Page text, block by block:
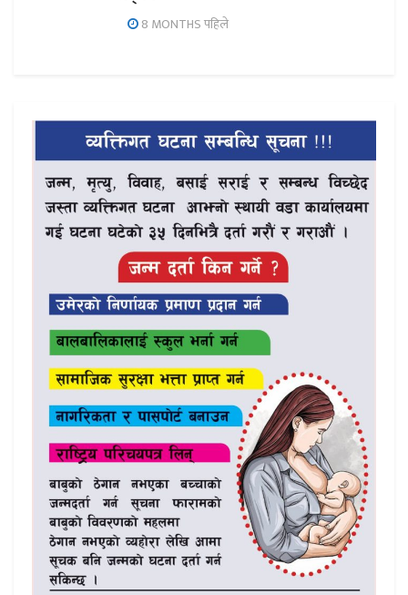
8 MONTHS पहिले